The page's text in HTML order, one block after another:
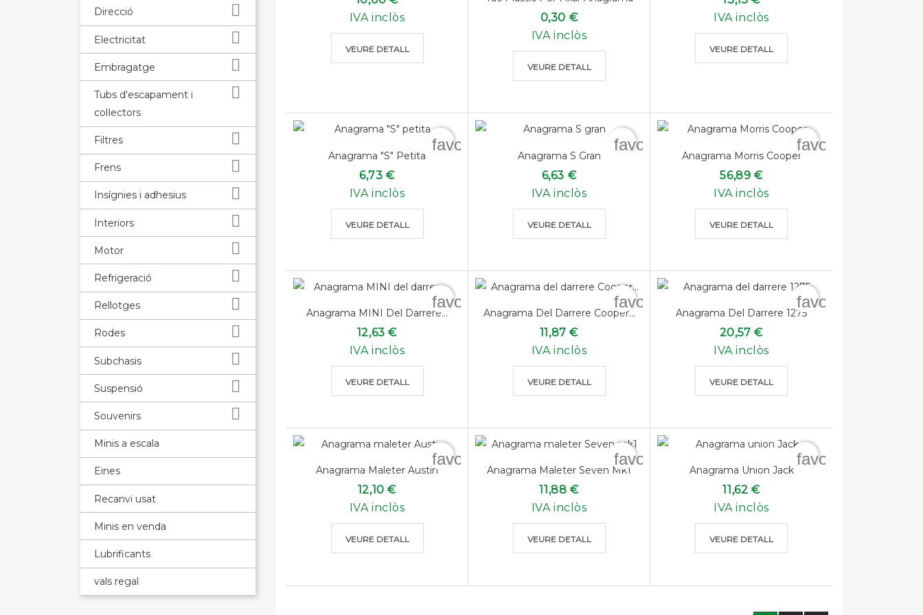
Direcció 
Electricitat 
Embragatge 
Tubs d'escapament i
col·lectors

Filtres 
Frens 
Insígnies i adhesius 
Interiors 
Motor 
Refrigeració 
Rellotges 
Rodes 
Subchasis 
Suspensió 
Souvenirs 
Minis a escala
Eines
Recanvi usat
Minis en venda
Lubrificants
vals regal
IVA inclòs
VEURE DETALL
0,30 €
IVA inclòs
VEURE DETALL
IVA inclòs
VEURE DETALL
Anagrama "S" Petita
6,73 €
IVA inclòs
VEURE DETALL
favorite_border
Anagrama S Gran
6,63 €
IVA inclòs
VEURE DETALL
favorite_border
Anagrama Morris Cooper
56,89 €
IVA inclòs
VEURE DETALL
favorite_border
Anagrama MINI Del Darrere...
12,63 €
IVA inclòs
VEURE DETALL
favorite_border
Anagrama Del Darrere Cooper...
11,87 €
IVA inclòs
VEURE DETALL
favorite_border
Anagrama Del Darrere 1275
20,57 €
IVA inclòs
VEURE DETALL
favorite_border
Anagrama Maleter Austin
12,10 €
IVA inclòs
VEURE DETALL
favorite_border
Anagrama Maleter Seven Mk1
11,88 €
IVA inclòs
VEURE DETALL
favorite_border
Anagrama Union Jack
11,62 €
IVA inclòs
VEURE DETALL
favorite_border